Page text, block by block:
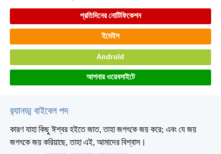
প্রতিদিনের নোটিফিকেশন
ইমেইল
Android
আপনার ওয়েবসাইটে
র‌্যানড্ম বাইবেল পদ
কারণ যাহা কিছু ঈশ্বর হইতে জাত, তাহা জগৎকে জয় করে; এবং যে জয়
জগৎকে জয় করিয়াছে, তাহা এই, আমাদের বিশ্বাস।